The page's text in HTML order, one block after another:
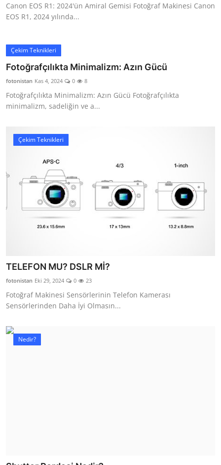
Canon EOS R1: 2024'ün Amiral Gemisi Fotoğraf Makinesi Canon
EOS R1, 2024 yılında...
Çekim Teknikleri
Fotoğrafçılıkta Minimalizm: Azın Gücü
fotonistan Kas 4, 2024 0 8
Fotoğrafçılıkta Minimalizm: Azın Gücü Fotoğrafçılıkta
minimalizm, sadeliğin ve a...
Çekim Teknikleri
TELEFON MU? DSLR Mİ?
fotonistan Eki 29, 2024 0 23
Fotoğraf Makinesi Sensörlerinin Telefon Kamerası
Sensörlerinden Daha İyi Olmasın...
Nedir?